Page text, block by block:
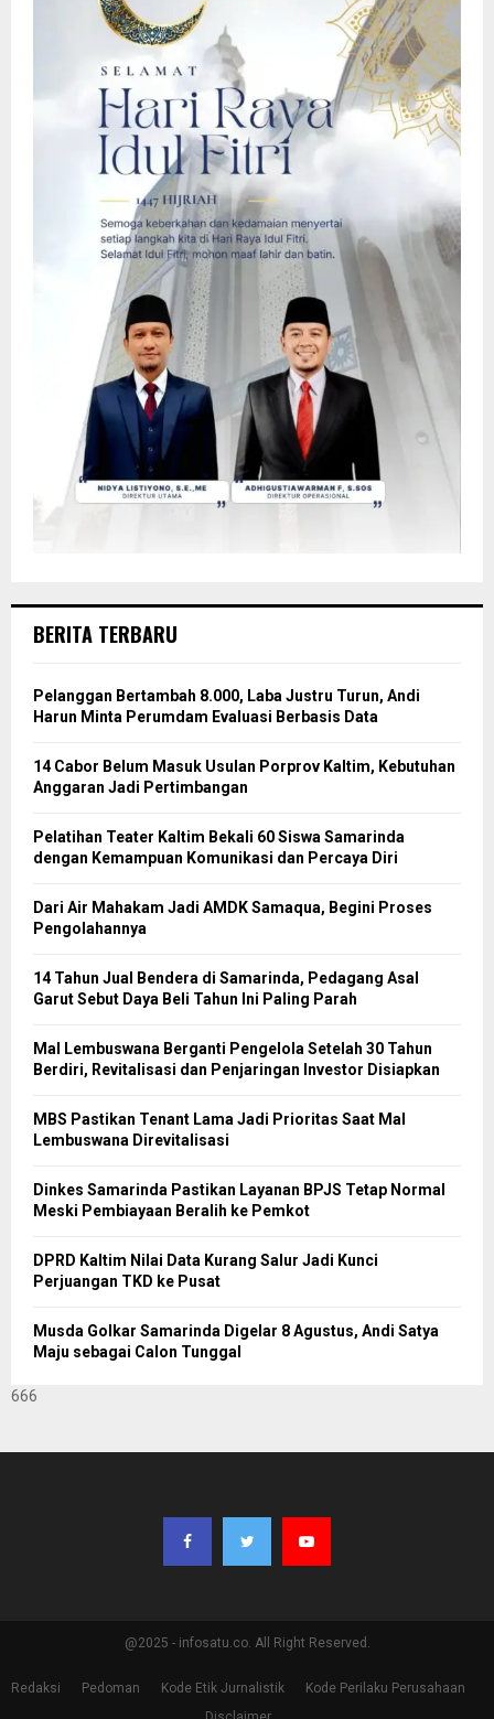
BERITA TERBARU
Pelanggan Bertambah 8.000, Laba Justru Turun, Andi
Harun Minta Perumdam Evaluasi Berbasis Data
14 Cabor Belum Masuk Usulan Porprov Kaltim, Kebutuhan
Anggaran Jadi Pertimbangan
Pelatihan Teater Kaltim Bekali 60 Siswa Samarinda
dengan Kemampuan Komunikasi dan Percaya Diri
Dari Air Mahakam Jadi AMDK Samaqua, Begini Proses
Pengolahannya
14 Tahun Jual Bendera di Samarinda, Pedagang Asal
Garut Sebut Daya Beli Tahun Ini Paling Parah
Mal Lembuswana Berganti Pengelola Setelah 30 Tahun
Berdiri, Revitalisasi dan Penjaringan Investor Disiapkan
MBS Pastikan Tenant Lama Jadi Prioritas Saat Mal
Lembuswana Direvitalisasi
Dinkes Samarinda Pastikan Layanan BPJS Tetap Normal
Meski Pembiayaan Beralih ke Pemkot
DPRD Kaltim Nilai Data Kurang Salur Jadi Kunci
Perjuangan TKD ke Pusat
Musda Golkar Samarinda Digelar 8 Agustus, Andi Satya
Maju sebagai Calon Tunggal
666
@2025 - infosatu.co. All Right Reserved.
Redaksi Pedoman Kode Etik Jurnalistik
Kode Perilaku Perusahaan